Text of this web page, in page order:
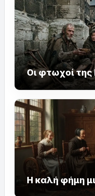
Οι φτωχοί
Η καλή φήμη